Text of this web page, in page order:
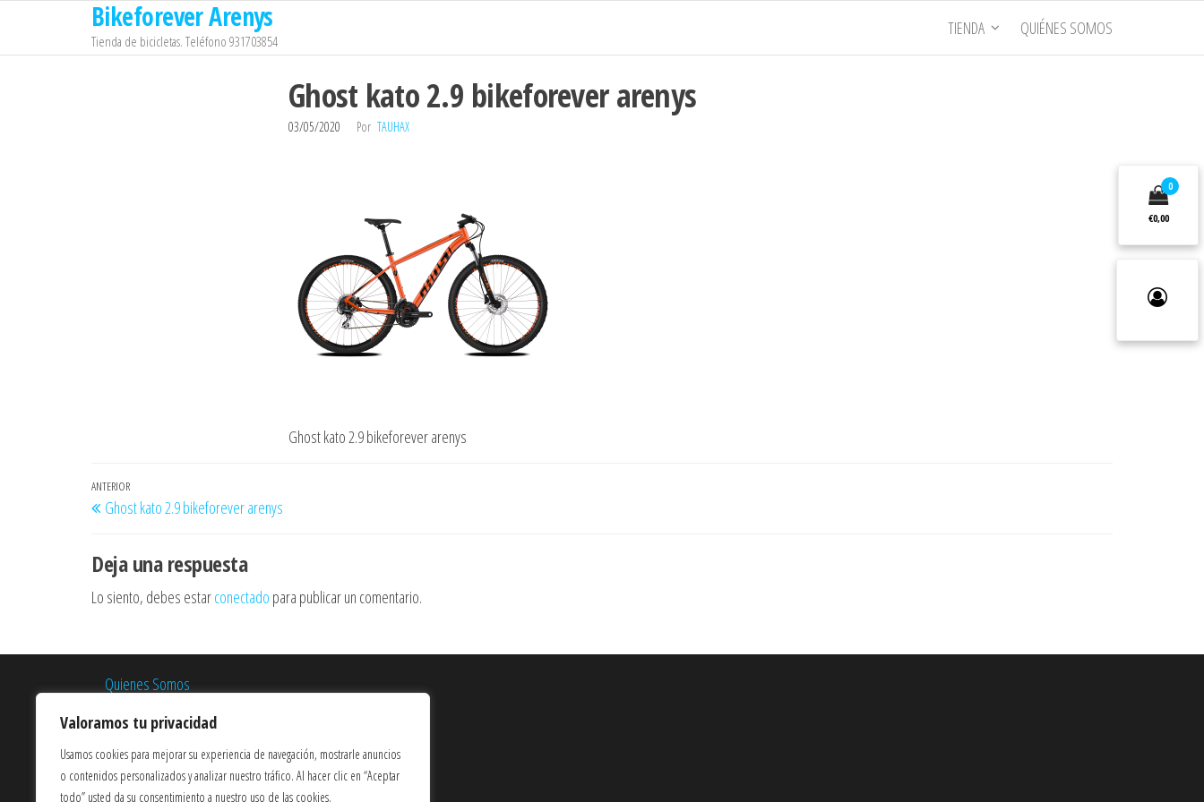
Valoramos tu privacidad
Usamos cookies para mejorar su experiencia de navegación, mostrarle anuncios
o contenidos personalizados y analizar nuestro tráfico. Al hacer clic en “Aceptar
todo” usted da su consentimiento a nuestro uso de las cookies.
contenido
Bikeforever Arenys
Tienda de bicicletas. Teléfono 931703854
TIENDA QUIÉNES SOMOS
Ghost kato 2.9 bikeforever arenys
03/05/2020 Por TAUHAX
Ghost kato 2.9 bikeforever arenys
Navegación
de
entradas
Entrada
anterior
ANTERIOR
Ghost kato 2.9 bikeforever arenys
Deja una respuesta
Lo siento, debes estarconectado para publicar un comentario.
Quienes Somos
Términos y Condiciones
Política de Privacidad
Política de Cookies
0
€0,00